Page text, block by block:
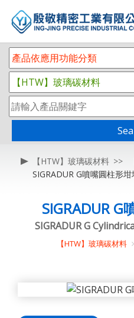
【HTW】玻璃碳材料
SIGRADUR G噴嘴圓柱形坩
SIGRADUR G
SIGRADUR G
【HTW】玻璃碳材料